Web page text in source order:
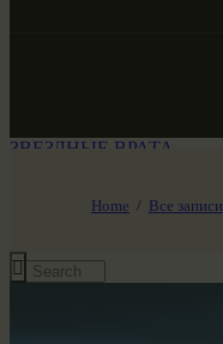
Home Все записи
ЗВЕЗДНЫЕ ВРАТА
SG-6